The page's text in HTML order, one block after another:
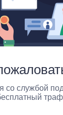
со службой